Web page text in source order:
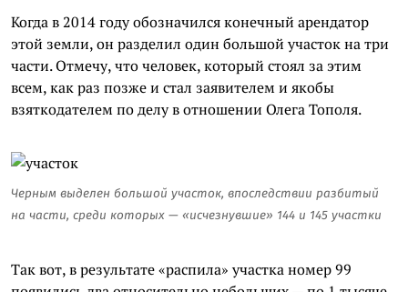
Когда в 2014 году обозначился конечный арендатор
этой земли, он разделил один большой участок на три
части. Отмечу, что человек, который стоял за этим
всем, как раз позже и стал заявителем и якобы
взяткодателем по делу в отношении Олега Тополя.
Черным выделен большой участок, впоследствии разбитый
на части, среди которых — «исчезнувшие» 144 и 145 участки
Так вот, в результате «распила» участка номер 99